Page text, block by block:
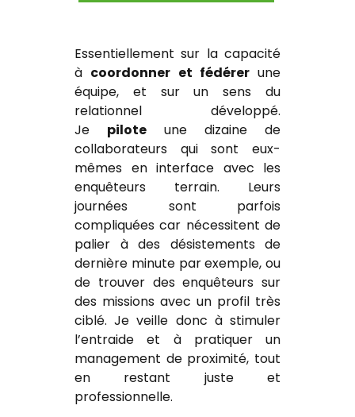
Essentiellement sur la capacité
à coordonner et fédérerune
équipe, et sur un sens du
relationnel développé.
Je pilote une dizaine de
collaborateurs qui sont eux-
mêmes en interface avec les
enquêteurs terrain. Leurs
journées sont parfois
compliquées car nécessitent de
palier à des désistements de
dernière minute par exemple, ou
de trouver des enquêteurs sur
des missions avec un profil très
ciblé. Je veille donc à stimuler
l’entraide et à pratiquer un
management de proximité, tout
en restant juste et
professionnelle.